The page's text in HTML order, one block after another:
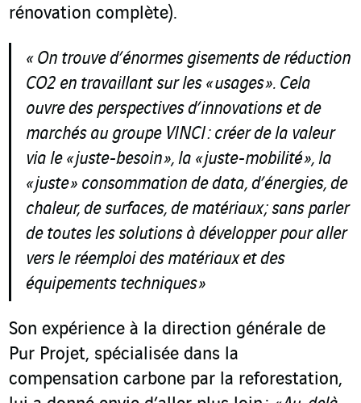
rénovation complète).
« On trouve d’énormes gisements de réduction
CO2 en travaillant sur les « usages ». Cela
ouvre des perspectives d’innovations et de
marchés au groupe VINCI : créer de la valeur
via le « juste-besoin », la « juste-mobilité », la
« juste » consommation de data, d’énergies, de
chaleur, de surfaces, de matériaux ; sans parler
de toutes les solutions à développer pour aller
vers le réemploi des matériaux et des
équipements techniques »
Son expérience à la direction générale de
Pur Projet, spécialisée dans la
compensation carbone par la reforestation,